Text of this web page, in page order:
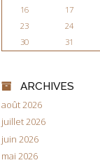
16
17
23
24
30
31
ARCHIVES
août 2026
juillet 2026
juin 2026
mai 2026